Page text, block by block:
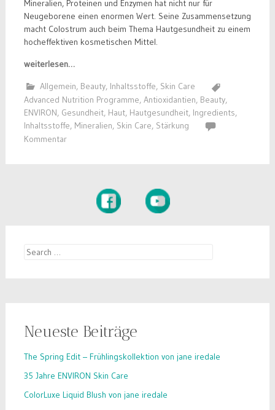
Mineralien, Proteinen und Enzymen hat nicht nur für
Neugeborene einen enormen Wert. Seine Zusammensetzung
macht Colostrum auch beim Thema Hautgesundheit zu einem
hocheffektiven kosmetischen Mittel.
weiterlesen…
Allgemein, Beauty, Inhaltsstoffe, Skin Care
Advanced Nutrition Programme, Antioxidantien, Beauty,
ENVIRON, Gesundheit, Haut, Hautgesundheit, Ingredients,
Inhaltsstoffe, Mineralien, Skin Care, Stärkung
Kommentar
Search
Neueste Beiträge
The Spring Edit – Frühlingskollektion von jane iredale
35 Jahre ENVIRON Skin Care
ColorLuxe Liquid Blush von jane iredale